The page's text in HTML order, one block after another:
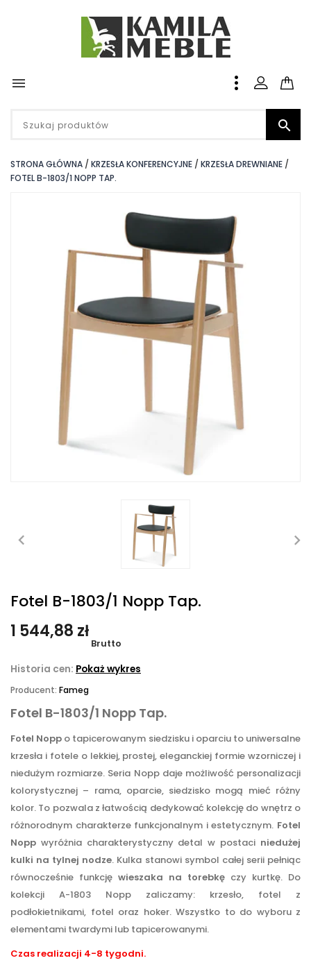


STRONA GŁÓWNA KRZESŁA KONFERENCYJNE
KRZESŁA DREWNIANE
FOTEL B-1803/1 NOPP TAP.
Fotel B-1803/1 Nopp Tap.
1 544,88 zł
Brutto
Historia cen: Pokaż wykres
Producent: Fameg
Fotel B-1803/1 Nopp Tap.
Fotel Nopp o tapicerowanym siedzisku i oparciu to uniwersalne
krzesła i fotele o lekkiej, prostej, eleganckiej formie wzorniczej i
niedużym rozmiarze. Seria Nopp daje możliwość personalizacji
kolorystycznej – rama, oparcie, siedzisko mogą mieć różny
kolor. To pozwala z łatwością dedykować kolekcję do wnętrz o
różnorodnym charakterze funkcjonalnym i estetycznym. Fotel
Nopp wyróżnia charakterystyczny detal w postaci niedużej
kulki na tylnej nodze. Kulka stanowi symbol całej serii pełniąc
równocześnie funkcję wieszaka na torebkę czy kurtkę. Do
kolekcji A-1803 Nopp zaliczamy: krzesło, fotel z
podłokietnikami, fotel oraz hoker. Wszystko to do wyboru z
elementami twardymi lub tapicerowanymi.
Czas realizacji 4-8 tygodni.